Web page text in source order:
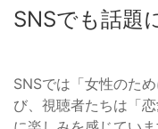
SNSでも話題
SNSでは「女性のた
び、視聴者たちは「